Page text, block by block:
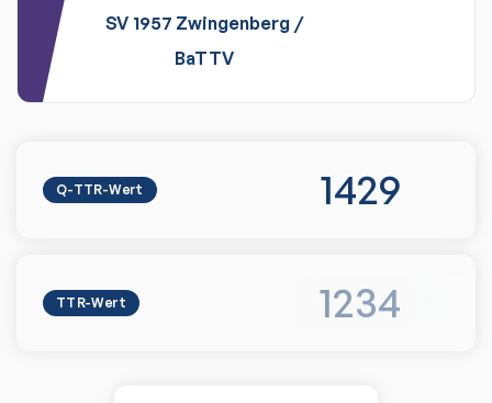
SV 1957 Zwingenberg /
BaTTV
Q-TTR-Wert 1429
TTR-Wert 1234